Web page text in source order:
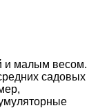
и малым весом.
садовых